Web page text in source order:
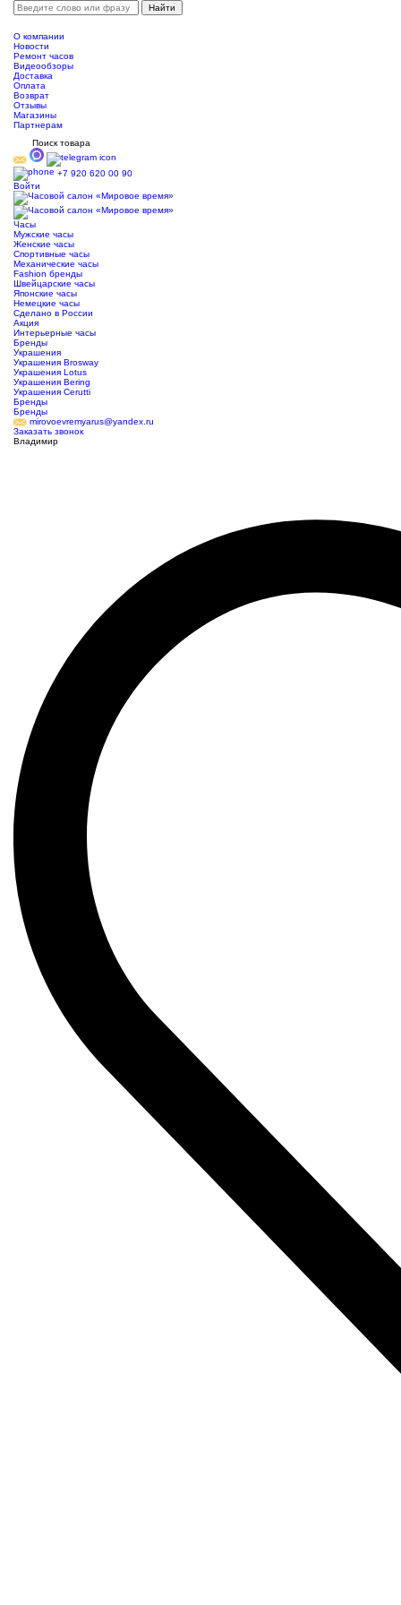
О компании
Новости
Ремонт часов
Видеообзоры
Доставка
Оплата
Возврат
Отзывы
Магазины
Партнерам
Поиск товара
+7 920 620 00 90
Войти
Часы
Мужские часы
Женские часы
Спортивные часы
Механические часы
Fashion бренды
Швейцарские часы
Японские часы
Немецкие часы
Сделано в России
Акция
Интерьерные часы
Бренды
Украшения
Украшения Brosway
Украшения Lotus
Украшения Bering
Украшения Cerutti
Бренды
Бренды
mirovoevremyarus@yandex.ru
Заказать звонок
Владимир